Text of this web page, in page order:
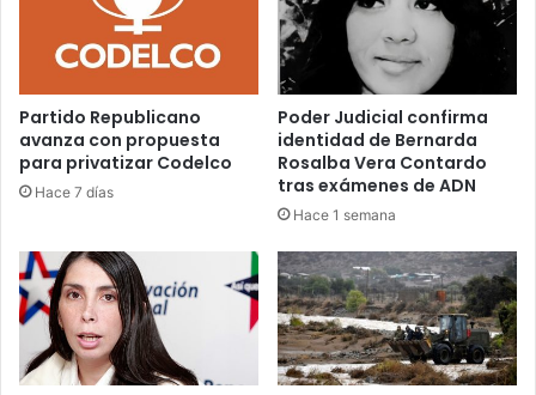
Partido Republicano
avanza con propuesta
para privatizar Codelco
Hace 7 días
Poder Judicial confirma
identidad de Bernarda
Rosalba Vera Contardo
tras exámenes de ADN
Hace 1 semana